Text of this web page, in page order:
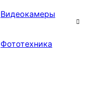
Видеокамеры
Фототехника